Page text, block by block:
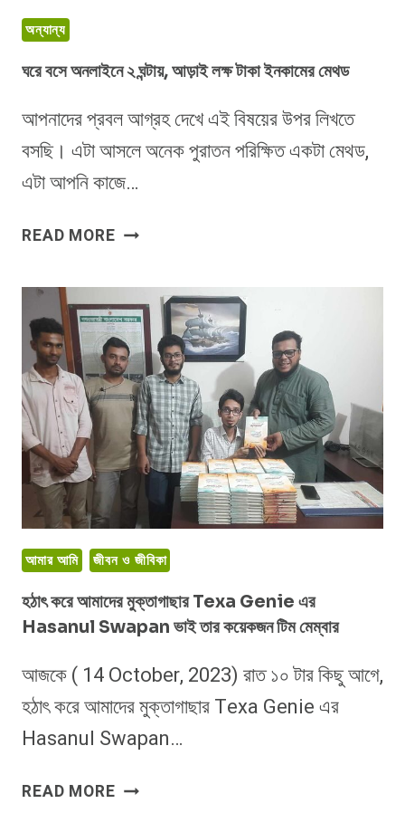
অন্যান্য
ঘরে বসে অনলাইনে ২ ঘন্টায়, আড়াই লক্ষ টাকা ইনকামের মেথড
আপনাদের প্রবল আগ্রহ দেখে এই বিষয়ের উপর লিখতে
বসছি। এটা আসলে অনেক পুরাতন পরিক্ষিত একটা মেথড,
এটা আপনি কাজে…
READ MOREঘরে
অনলাইনে
২
ঘন্টায়,
আড়াই
লক্ষ
টাকা
ইনকামের
মেথড
আমার আমি জীবন ও জীবিকা
হঠাৎ করে আমাদের মুক্তাগাছার Texa Genie এর
Hasanul Swapan ভাই তার কয়েকজন টিম মেম্বার
আজকে ( 14 October, 2023) রাত ১০ টার কিছু আগে,
হঠাৎ করে আমাদের মুক্তাগাছার Texa Genie এর
Hasanul Swapan…
READ MOREহঠাৎ